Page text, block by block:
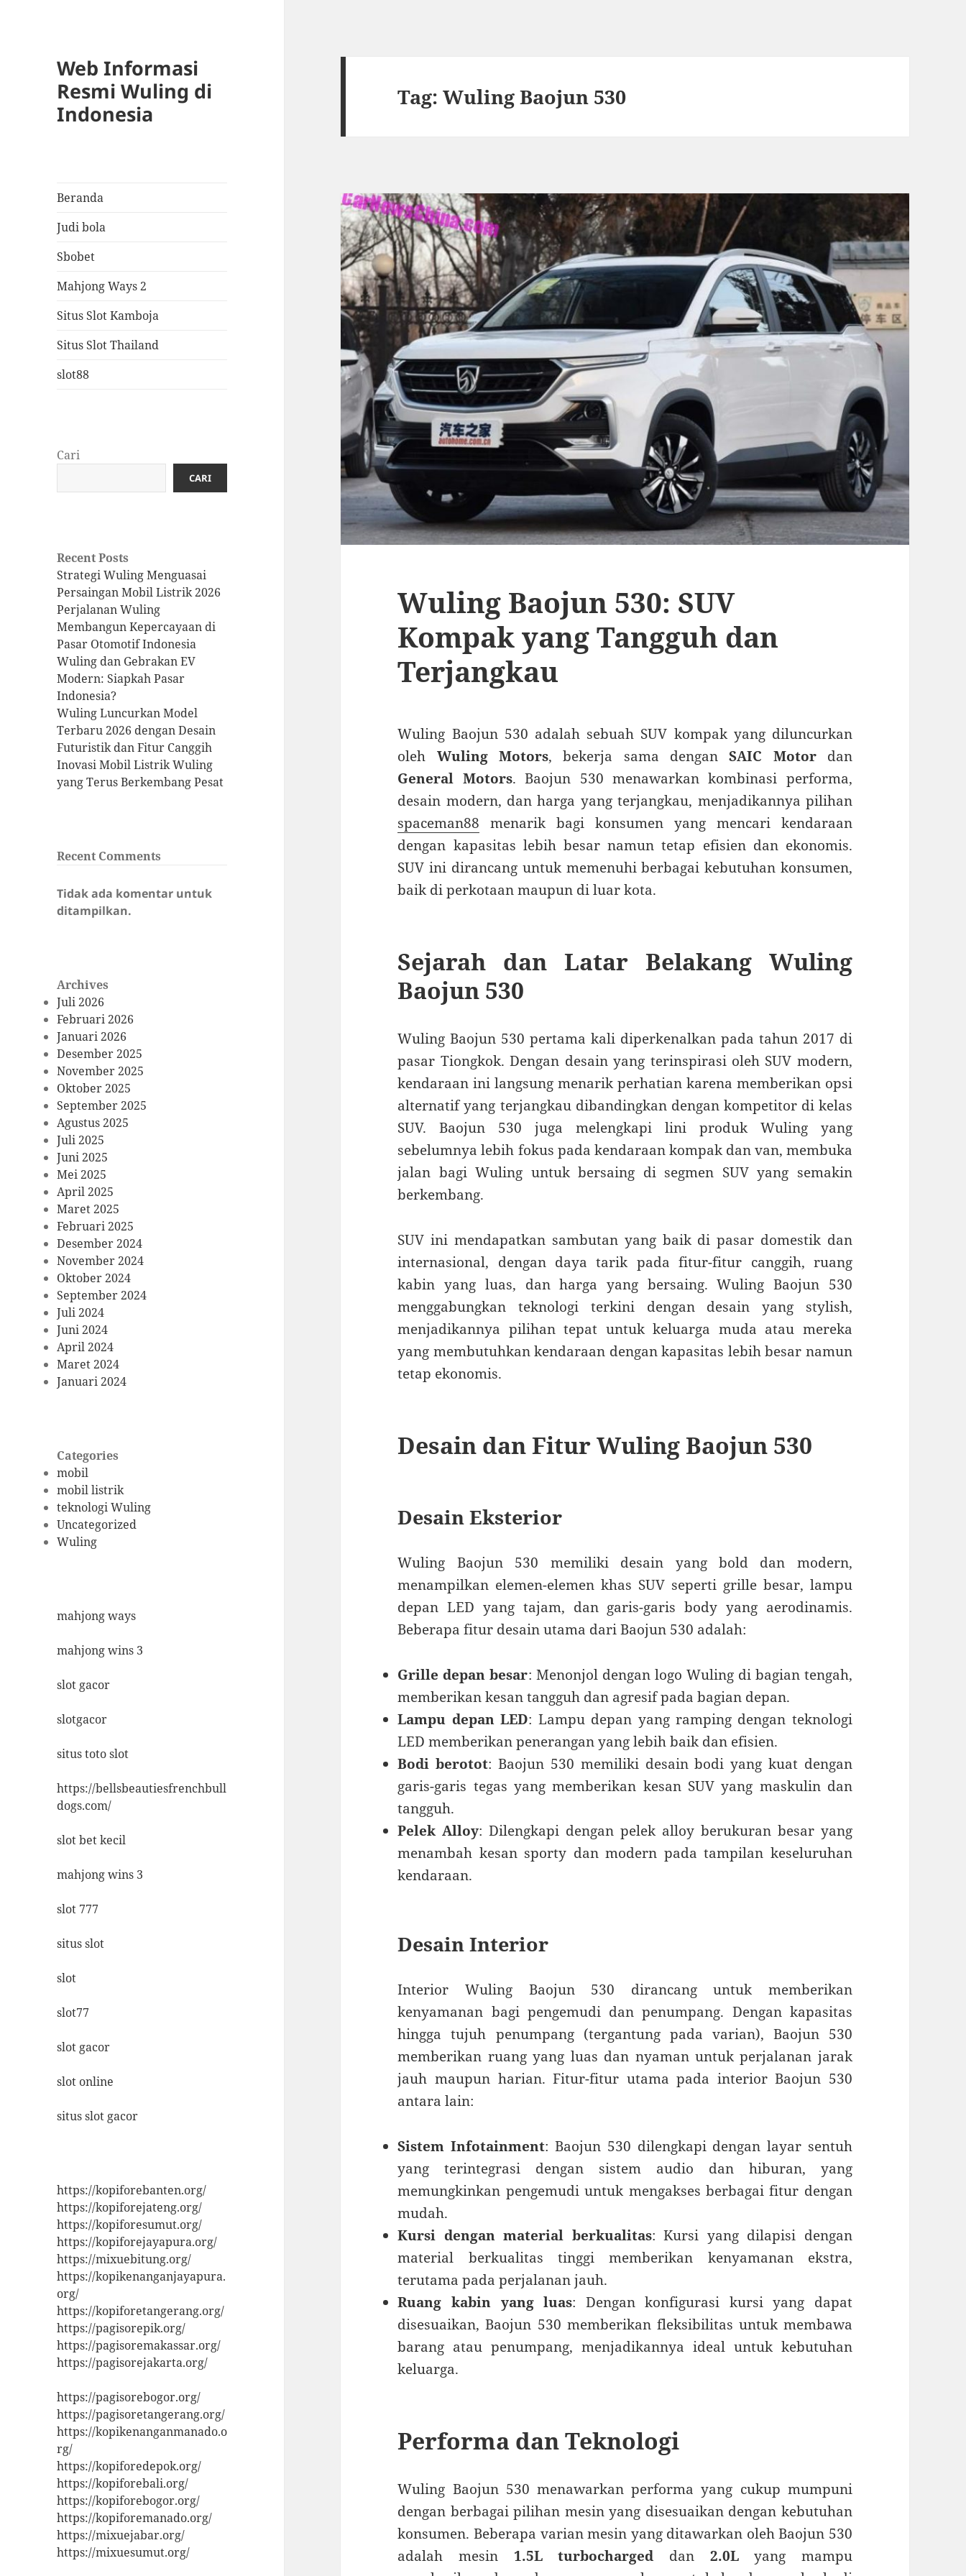
Web Informasi
Resmi Wuling di
Indonesia
Beranda
Judi bola
Sbobet
Mahjong Ways 2
Situs Slot Kamboja
Situs Slot Thailand
slot88
Cari
CARI
Recent Posts
Strategi Wuling Menguasai
Persaingan Mobil Listrik 2026
Perjalanan Wuling
Membangun Kepercayaan di
Pasar Otomotif Indonesia
Wuling dan Gebrakan EV
Modern: Siapkah Pasar
Indonesia?
Wuling Luncurkan Model
Terbaru 2026 dengan Desain
Futuristik dan Fitur Canggih
Inovasi Mobil Listrik Wuling
yang Terus Berkembang Pesat
Recent Comments
Tidak ada komentar untuk
ditampilkan.
Archives
Juli 2026
Februari 2026
Januari 2026
Desember 2025
November 2025
Oktober 2025
September 2025
Agustus 2025
Juli 2025
Juni 2025
Mei 2025
April 2025
Maret 2025
Februari 2025
Desember 2024
November 2024
Oktober 2024
September 2024
Juli 2024
Juni 2024
April 2024
Maret 2024
Januari 2024
Categories
mobil
mobil listrik
teknologi Wuling
Uncategorized
Wuling
mahjong ways
mahjong wins 3
slot gacor
slotgacor
situs toto slot
https://bellsbeautiesfrenchbull
dogs.com/
slot bet kecil
mahjong wins 3
slot 777
situs slot
slot
slot77
slot gacor
slot online
situs slot gacor
https://kopiforebanten.org/
https://kopiforejateng.org/
https://kopiforesumut.org/
https://kopiforejayapura.org/
https://mixuebitung.org/
https://kopikenanganjayapura.
org/
https://kopiforetangerang.org/
https://pagisorepik.org/
https://pagisoremakassar.org/
https://pagisorejakarta.org/
https://pagisorebogor.org/
https://pagisoretangerang.org/
https://kopikenanganmanado.o
rg/
https://kopiforedepok.org/
https://kopiforebali.org/
https://kopiforebogor.org/
https://kopiforemanado.org/
https://mixuejabar.org/
https://mixuesumut.org/
Tag:Wuling Baojun 530
Wuling Baojun 530: SUV
Kompak yang Tangguh dan
Terjangkau
Wuling Baojun 530 adalah sebuah SUV kompak yang diluncurkan
oleh Wuling Motors, bekerja sama denganSAIC Motordan
General Motors. Baojun 530 menawarkan kombinasi performa,
desain modern, dan harga yang terjangkau, menjadikannya pilihan
spaceman88 menarik bagi konsumen yang mencari kendaraan
dengan kapasitas lebih besar namun tetap efisien dan ekonomis.
SUV ini dirancang untuk memenuhi berbagai kebutuhan konsumen,
baik di perkotaan maupun di luar kota.
Sejarah dan Latar Belakang Wuling
Baojun 530
Wuling Baojun 530 pertama kali diperkenalkan pada tahun 2017 di
pasar Tiongkok. Dengan desain yang terinspirasi oleh SUV modern,
kendaraan ini langsung menarik perhatian karena memberikan opsi
alternatif yang terjangkau dibandingkan dengan kompetitor di kelas
SUV. Baojun 530 juga melengkapi lini produk Wuling yang
sebelumnya lebih fokus pada kendaraan kompak dan van, membuka
jalan bagi Wuling untuk bersaing di segmen SUV yang semakin
berkembang.
SUV ini mendapatkan sambutan yang baik di pasar domestik dan
internasional, dengan daya tarik pada fitur-fitur canggih, ruang
kabin yang luas, dan harga yang bersaing. Wuling Baojun 530
menggabungkan teknologi terkini dengan desain yang stylish,
menjadikannya pilihan tepat untuk keluarga muda atau mereka
yang membutuhkan kendaraan dengan kapasitas lebih besar namun
tetap ekonomis.
Desain dan Fitur Wuling Baojun 530
Desain Eksterior
Wuling Baojun 530 memiliki desain yang bold dan modern,
menampilkan elemen-elemen khas SUV seperti grille besar, lampu
depan LED yang tajam, dan garis-garis body yang aerodinamis.
Beberapa fitur desain utama dari Baojun 530 adalah:
Grille depan besar: Menonjol dengan logo Wuling di bagian tengah,
memberikan kesan tangguh dan agresif pada bagian depan.
Lampu depan LED: Lampu depan yang ramping dengan teknologi
LED memberikan penerangan yang lebih baik dan efisien.
Bodi berotot: Baojun 530 memiliki desain bodi yang kuat dengan
garis-garis tegas yang memberikan kesan SUV yang maskulin dan
tangguh.
Pelek Alloy: Dilengkapi dengan pelek alloy berukuran besar yang
menambah kesan sporty dan modern pada tampilan keseluruhan
kendaraan.
Desain Interior
Interior Wuling Baojun 530 dirancang untuk memberikan
kenyamanan bagi pengemudi dan penumpang. Dengan kapasitas
hingga tujuh penumpang (tergantung pada varian), Baojun 530
memberikan ruang yang luas dan nyaman untuk perjalanan jarak
jauh maupun harian. Fitur-fitur utama pada interior Baojun 530
antara lain:
Sistem Infotainment: Baojun 530 dilengkapi dengan layar sentuh
yang terintegrasi dengan sistem audio dan hiburan, yang
memungkinkan pengemudi untuk mengakses berbagai fitur dengan
mudah.
Kursi dengan material berkualitas: Kursi yang dilapisi dengan
material berkualitas tinggi memberikan kenyamanan ekstra,
terutama pada perjalanan jauh.
Ruang kabin yang luas: Dengan konfigurasi kursi yang dapat
disesuaikan, Baojun 530 memberikan fleksibilitas untuk membawa
barang atau penumpang, menjadikannya ideal untuk kebutuhan
keluarga.
Performa dan Teknologi
Wuling Baojun 530 menawarkan performa yang cukup mumpuni
dengan berbagai pilihan mesin yang disesuaikan dengan kebutuhan
konsumen. Beberapa varian mesin yang ditawarkan oleh Baojun 530
adalah mesin 1.5L turbocharged dan 2.0Lyang mampu